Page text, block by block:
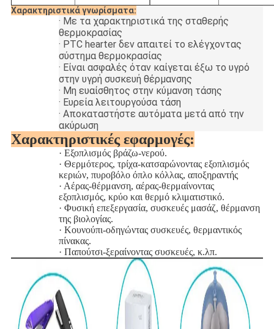
Χαρακτηριστικά γνωρίσματα:
· Με τα χαρακτηριστικά της σταθερής
θερμοκρασίας
· PTC hearter δεν απαιτεί το ελέγχοντας
σύστημα θερμοκρασίας
· Είναι ασφαλές όταν καίγεται έξω το υγρό
στην υγρή συσκευή θέρμανσης
· Μη ευαίσθητος στην κύμανση τάσης
· Ευρεία λειτουργούσα τάση
· Αποκαταστήστε αυτόματα μετά από την
ακύρωση
Χαρακτηριστικές εφαρμογές:
· Εξοπλισμός βράζω-νερού.
· Θερμότερος, τρίχα-κατσαρώνοντας εξοπλισμός
κεριών, πυροβόλο όπλο κόλλας, αποξηραντής
· Αέρας-θέρμανση, αέρας-θερμαίνοντας
εξοπλισμός, κρύο και θερμό κλιματιστικό.
· Φυσική επεξεργασία, συσκευές μασάζ, θέρμανση
της βιολογίας.
· Κουνούπι-οδηγώντας συσκευές, θερμαντικός
πίνακας.
· Παπούτσι-ξεραίνοντας συσκευές, κ.λπ.